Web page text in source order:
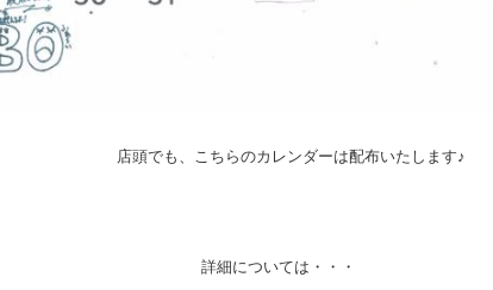
店頭でも、こちらのカレンダーは配布いたします♪
詳細については・・・